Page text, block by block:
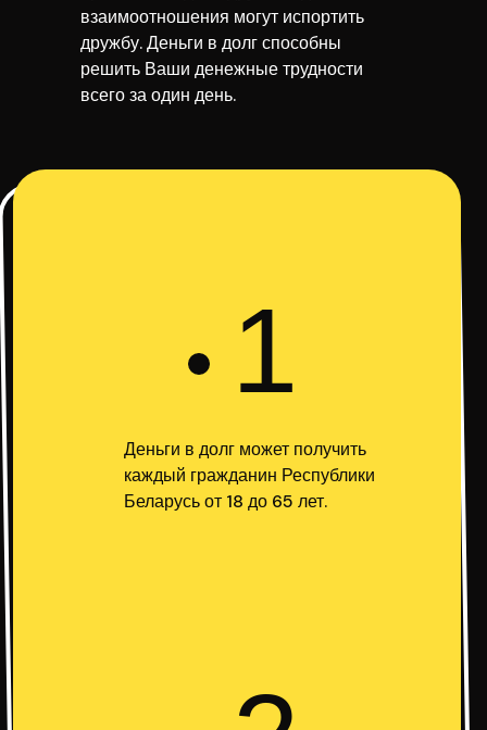
взаимоотношения могут испортить
дружбу. Деньги в долг способны
решить Ваши денежные трудности
всего за один день.
1
Деньги в долг может получить
каждый гражданин Республики
Беларусь от 18 до 65 лет.